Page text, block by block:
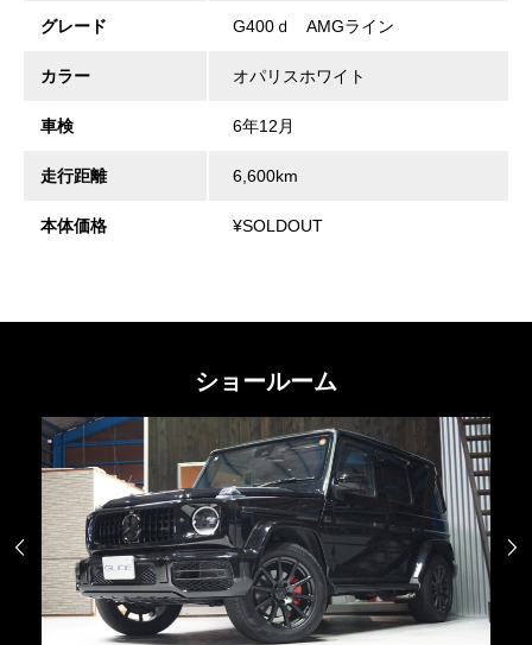
グレード G400ｄ AMGライン
カラー オパリスホワイト
車検 6年12月
走行距離 6,600km
本体価格 ¥SOLDOUT
ショールーム
 